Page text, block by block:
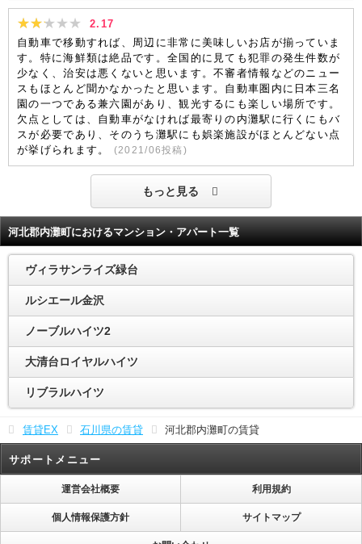
2.17
自動車で移動すれば、周辺に非常に美味しいお店が揃っていま
す。特に海鮮類は絶品です。全国的に見ても犯罪の発生件数が
少なく、治安は悪くないと思います。不審者情報などのニュー
スもほとんど聞かなかったと思います。自動車圏内に日本三名
園の一つである兼六園があり、観光するにも楽しい場所です。
欠点としては、自動車がなければ最寄りの内灘駅に行くにもバ
スが必要であり、そのうち灘駅にも娯楽施設がほとんどない点
が挙げられます。
(2021/06投稿)
もっと見る
河北郡内灘町におけるマンション・アパート一覧
ヴィラサンライズ緑台
ルシエール金沢
ノーブルハイツ2
大清台ロイヤルハイツ
リブラルハイツ
賃貸EX 石川県の賃貸 河北郡内灘町の賃貸
サポートメニュー
運営会社概要 利用規約
個人情報保護方針 サイトマップ